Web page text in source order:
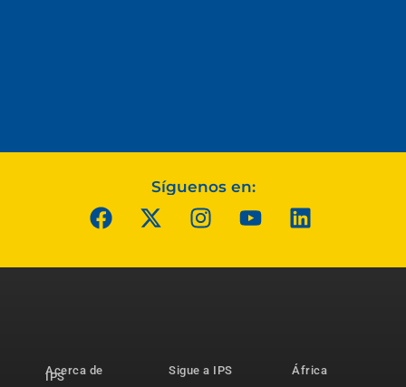
Síguenos en:
Acerca de
IPS
Sigue a IPS
África